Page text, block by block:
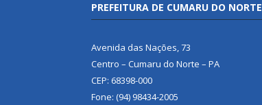
PREFEITURA DE CUMARU DO NORTE
Avenida das Nações, 73
Centro – Cumaru do Norte – PA
CEP: 68398-000
Fone: (94) 98434-2005